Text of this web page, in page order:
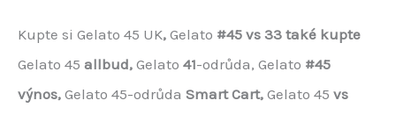
Kupte si Gelato 45 UK, Gelato #45 vs 33 také kupte
Gelato 45 allbud, Gelato 41-odrůda, Gelato #45
výnos, Gelato 45-odrůda Smart Cart, Gelato 45 vs